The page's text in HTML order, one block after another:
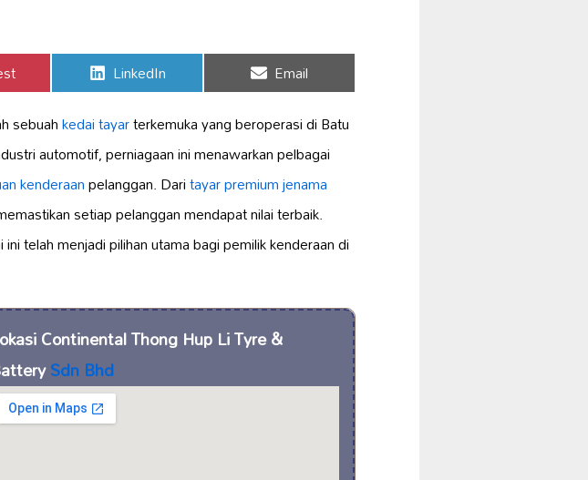
Share
on
LinkedIn Share
on
Email
sebuahkedai tayarterkemuka yang beroperasi di Batu
automotif, perniagaan ini menawarkan pelbagai
kenderaanpelanggan. Daritayar premiumjenama
setiap pelanggan mendapat nilai terbaik.
telah menjadi pilihan utama bagi pemilik kenderaan di
Continental Thong Hup Li Tyre &
Sdn Bhd